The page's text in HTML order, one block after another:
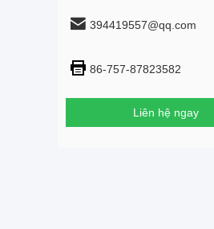
394419557@qq.com
86-757-87823582
Liên hệ ngay